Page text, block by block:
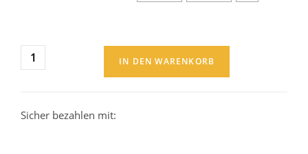
IN DEN WARENKORB
Sicher bezahlen mit: